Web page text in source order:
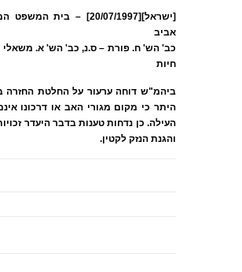
[ישראל][20/07/1997] – בית
אביב
כב' הש' ח. פורת – ס.נ, כב' הש' א.
חיות
ביהמ"ש דוחה ערעור על החלטת החזרה
היתר כי מקום מגורי האב או דרכונו
העילה. כן נדחות טענות בדבר היעדר
והגנת הנזק לקטין.